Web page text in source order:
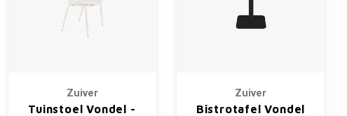
Zuiver
Tuinstoel Vondel -
Zuiver
Bistrotafel Vondel